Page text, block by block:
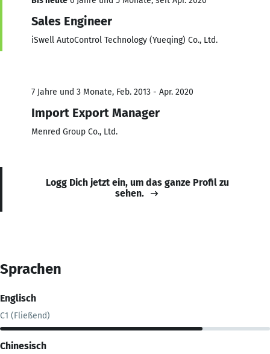
Sales Engineer
iSwell AutoControl Technology (Yueqing) Co., Ltd.
7 Jahre und 3 Monate, Feb. 2013 - Apr. 2020
Import Export Manager
Menred Group Co., Ltd.
Logg Dich jetzt ein, um das ganze Profil zu
sehen.
Sprachen
Englisch
C1 (Fließend)
Chinesisch